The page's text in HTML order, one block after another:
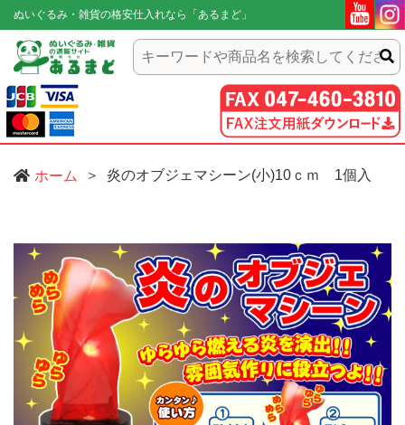
ぬいぐるみ・雑貨の格安仕入れなら「あるまど」
ホーム 炎のオブジェマシーン(小)10ｃｍ 1個入